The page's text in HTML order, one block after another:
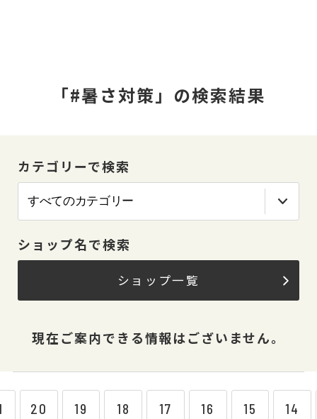
「#暑さ対策」の検索結果
カテゴリーで検索
ショップ名で検索
ショップ一覧
現在ご案内できる情報はございません。
20 19 18 17 16 15 14